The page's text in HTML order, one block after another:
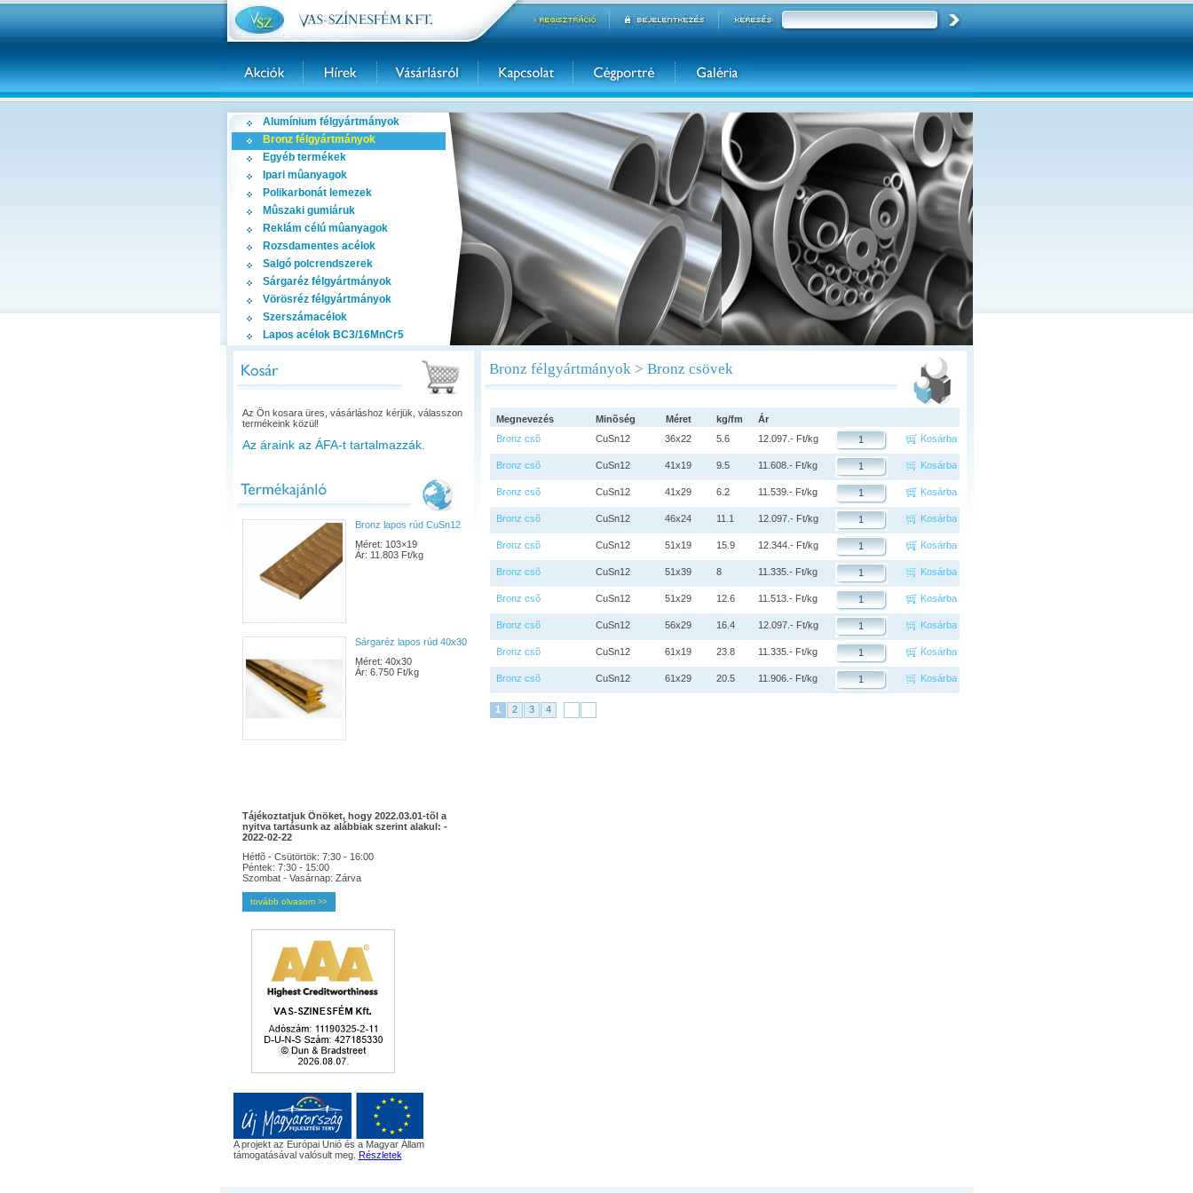
Alumínium félgyártmányok
Bronz félgyártmányok
Egyéb termékek
Ipari mûanyagok
Polikarbonát lemezek
Mûszaki gumiáruk
Reklám célú mûanyagok
Rozsdamentes acélok
Salgó polcrendszerek
Sárgaréz félgyártmányok
Vörösréz félgyártmányok
Szerszámacélok
Lapos acélok BC3/16MnCr5
Az Ön kosara üres, vásárláshoz kérjük, válasszon
termékeink közül!
Az áraink az ÁFA-t tartalmazzák.
Bronz lapos rúd CuSn12
Méret: 103×19
Ár: 11.803 Ft/kg
Sárgaréz lapos rúd 40x30
Méret: 40x30
Ár: 6.750 Ft/kg
Tájékoztatjuk Önöket, hogy 2022.03.01-tõl a
nyitva tartásunk az alábbiak szerint alakul: -
2022-02-22
Hétfõ - Csütörtök: 7:30 - 16:00
Péntek: 7:30 - 15:00
Szombat - Vasárnap: Zárva
tovább olvasom >>
A projekt az Európai Unió és a Magyar Állam
támogatásával valósult meg. Részletek
Bronz félgyártmányok > Bronz csövek
Megnevezés Minõség Méret kg/fm
Ár
Bronz csõ
CuSn12 36x22 5.6 12.097.- Ft/kg Kosárba
Bronz csõ CuSn12 41x19 9.5 11.608.- Ft/kg Kosárba
Bronz csõ CuSn12 41x29 6.2 11.539.- Ft/kg Kosárba
Bronz csõ CuSn12 46x24 11.1 12.097.- Ft/kg Kosárba
Bronz csõ CuSn12 51x19 15.9 12.344.- Ft/kg Kosárba
Bronz csõ CuSn12 51x39 8 11.335.- Ft/kg Kosárba
Bronz csõ CuSn12 51x29 12.6 11.513.- Ft/kg Kosárba
Bronz csõ CuSn12 56x29 16.4 12.097.- Ft/kg Kosárba
Bronz csõ CuSn12 61x19 23.8 11.335.- Ft/kg Kosárba
Bronz csõ CuSn12 61x29 20.5 11.906.- Ft/kg Kosárba
1 2 3 4